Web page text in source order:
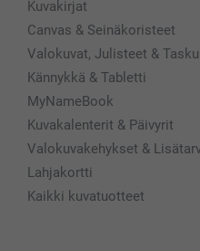
Kuvakirjat
Canvas & Seinäkoristeet
Valokuvat, Julisteet &
Kännykkä & Tabletti
MyNameBook
Kuvakalenterit & Päivyrit
Valokuvakehykset &
Lahjakortti
Kaikki kuvatuotteet